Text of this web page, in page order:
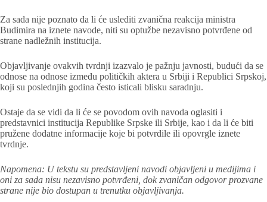
Za sada nije poznato da li će uslediti zvanična reakcija ministra
Budimira na iznete navode, niti su optužbe nezavisno potvrđene od
strane nadležnih institucija.
Objavljivanje ovakvih tvrdnji izazvalo je pažnju javnosti, budući da se
odnose na odnose između političkih aktera u Srbiji i Republici Srpskoj,
koji su poslednjih godina često isticali blisku saradnju.
Ostaje da se vidi da li će se povodom ovih navoda oglasiti i
predstavnici institucija Republike Srpske ili Srbije, kao i da li će biti
pružene dodatne informacije koje bi potvrdile ili opovrgle iznete
tvrdnje.
Napomena: U tekstu su predstavljeni navodi objavljeni u medijima i
oni za sada nisu nezavisno potvrđeni, dok zvaničan odgovor prozvane
strane nije bio dostupan u trenutku objavljivanja.